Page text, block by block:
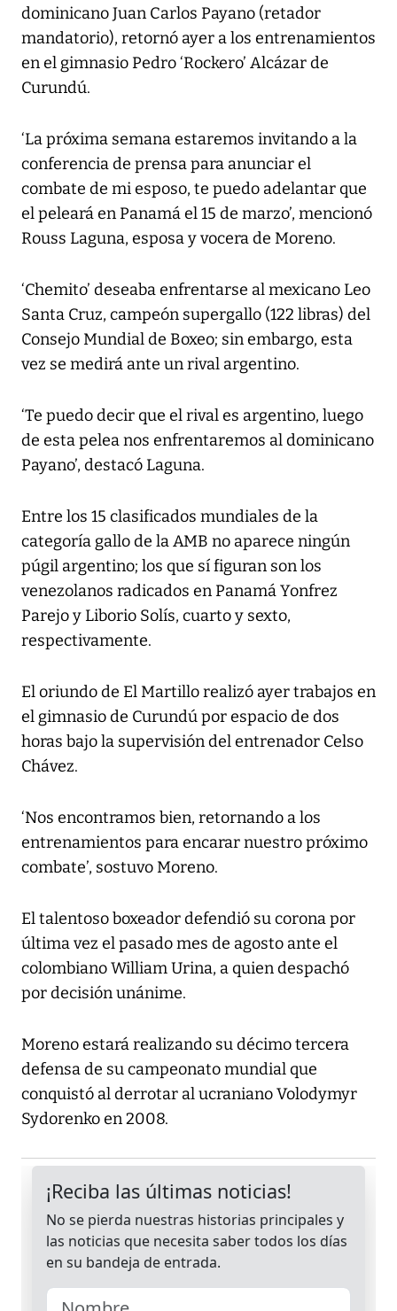
dominicano Juan Carlos Payano (retador
mandatorio), retornó ayer a los entrenamientos
en el gimnasio Pedro ‘Rockero’ Alcázar de
Curundú.
‘La próxima semana estaremos invitando a la
conferencia de prensa para anunciar el
combate de mi esposo, te puedo adelantar que
el peleará en Panamá el 15 de marzo’, mencionó
Rouss Laguna, esposa y vocera de Moreno.
‘Chemito’ deseaba enfrentarse al mexicano Leo
Santa Cruz, campeón supergallo (122 libras) del
Consejo Mundial de Boxeo; sin embargo, esta
vez se medirá ante un rival argentino.
‘Te puedo decir que el rival es argentino, luego
de esta pelea nos enfrentaremos al dominicano
Payano’, destacó Laguna.
Entre los 15 clasificados mundiales de la
categoría gallo de la AMB no aparece ningún
púgil argentino; los que sí figuran son los
venezolanos radicados en Panamá Yonfrez
Parejo y Liborio Solís, cuarto y sexto,
respectivamente.
El oriundo de El Martillo realizó ayer trabajos en
el gimnasio de Curundú por espacio de dos
horas bajo la supervisión del entrenador Celso
Chávez.
‘Nos encontramos bien, retornando a los
entrenamientos para encarar nuestro próximo
combate’, sostuvo Moreno.
El talentoso boxeador defendió su corona por
última vez el pasado mes de agosto ante el
colombiano William Urina, a quien despachó
por decisión unánime.
Moreno estará realizando su décimo tercera
defensa de su campeonato mundial que
conquistó al derrotar al ucraniano Volodymyr
Sydorenko en 2008.